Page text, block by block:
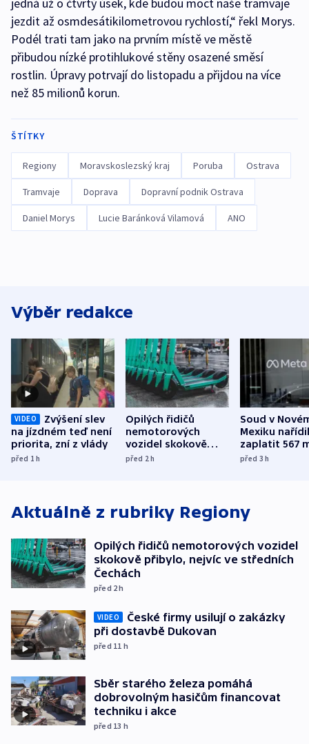
jedná už o čtvrtý úsek, kde budou moct naše tramvaje
jezdit až osmdesátikilometrovou rychlostí,“ řekl Morys.
Podél trati tam jako na prvním místě ve městě
přibudou nízké protihlukové stěny osazené směsí
rostlin. Úpravy potrvají do listopadu a přijdou na více
než 85 milionů korun.
ŠTÍTKY
Regiony Moravskoslezský kraj Poruba Ostrava
Tramvaje Doprava Dopravní podnik Ostrava
Daniel Morys Lucie Baránková Vilamová ANO
Výběr redakce
VIDEO
Zvýšení slev
na jízdném teď není
priorita, zní z vlády
před 1h
Opilých řidičů
nemotorových
vozidel skokově
přibylo, nejvíc ve
před 2h
Soud v
Mexiku
zaplatit 567
dolarů kvůli
před 3h
Aktuálně z rubriky Regiony
Opilých řidičů nemotorových vozidel
skokově přibylo, nejvíc ve středních
Čechách
před 2h
VIDEO
České firmy usilují o zakázky
při dostavbě Dukovan
před 11 h
Sběr starého železa pomáhá
dobrovolným hasičům financovat
techniku i akce
před 13 h